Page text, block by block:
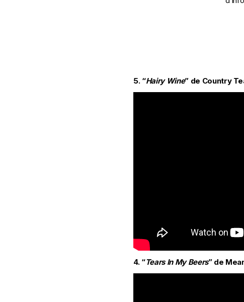
5. “Hairy Wine” de Country
4. “Tears In My Beers” de